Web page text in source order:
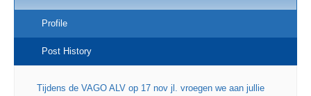
Profile
Post History
Tijdens de VAGO ALV op 17 nov jl. vroegen we aan jullie